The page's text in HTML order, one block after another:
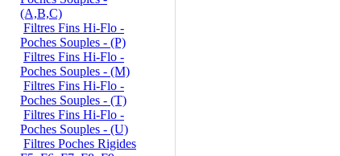
(A,B,C)
Filtres Fins Hi-Flo -
Poches Souples - (P)
Filtres Fins Hi-Flo -
Poches Souples - (M)
Filtres Fins Hi-Flo -
Poches Souples - (T)
Filtres Fins Hi-Flo -
Poches Souples - (U)
Filtres Poches Rigides